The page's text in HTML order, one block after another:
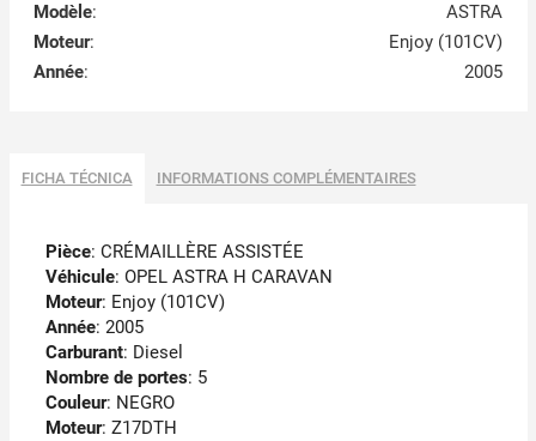
Modèle:
ASTRA
Moteur:
Enjoy (101CV)
Année: 2005
FICHA TÉCNICA INFORMATIONS COMPLÉMENTAIRES
Pièce: CRÉMAILLÈRE ASSISTÉE
Véhicule: OPEL ASTRA H CARAVAN
Moteur: Enjoy (101CV)
Année: 2005
Carburant: Diesel
Nombre de portes: 5
Couleur: NEGRO
Moteur: Z17DTH